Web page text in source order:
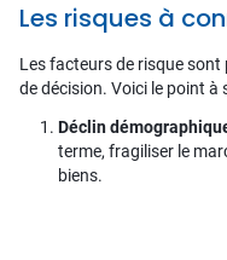
Les risques à
Les facteurs de risque sont
de décision. Voici le point à
Déclin
terme, fragiliser le
biens.